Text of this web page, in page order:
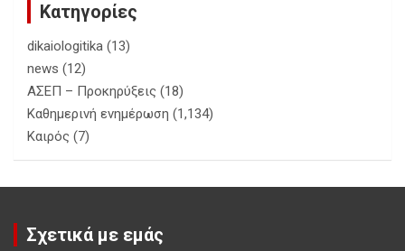
Κατηγορίες
dikaiologitika (13)
news (12)
ΑΣΕΠ – Προκηρύξεις (18)
Καθημερινή ενημέρωση (1,134)
Καιρός (7)
Σχετικά με εμάς